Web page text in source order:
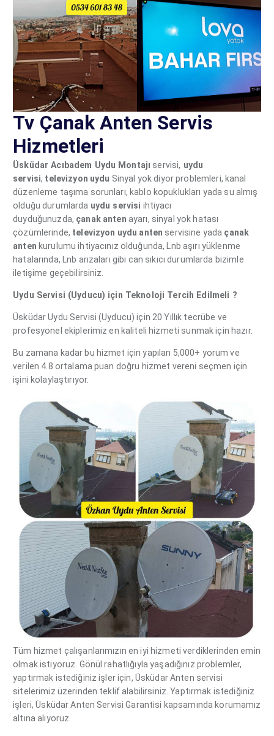
Tv Çanak Anten Servis
Hizmetleri
Üsküdar Acıbadem Uydu Montajı servisi, uydu
servisi, televizyon uydu Sinyal yok diyor problemleri, kanal
düzenleme taşıma sorunları, kablo kopuklukları yada su almış
olduğu durumlarda uydu servisi ihtiyacı
duyduğunuzda, çanak anten ayarı, sinyal yok hatası
çözümlerinde, televizyon uydu anten servisine yada çanak
anten kurulumu ihtiyacınız olduğunda, Lnb aşırı yüklenme
hatalarında, Lnb arızaları gibi can sıkıcı durumlarda bizimle
iletişime geçebilirsiniz.
Uydu Servisi (Uyducu) için Teknoloji Tercih Edilmeli ?
Üsküdar Uydu Servisi (Uyducu) için 20 Yıllık tecrübe ve
profesyonel ekiplerimiz en kaliteli hizmeti sunmak için hazır.
Bu zamana kadar bu hizmet için yapılan 5,000+ yorum ve
verilen 4.8 ortalama puan doğru hizmet vereni seçmen için
işini kolaylaştırıyor.
Tüm hizmet çalışanlarımızın en iyi hizmeti verdiklerinden emin
olmak istiyoruz. Gönül rahatlığıyla yaşadığınız problemler,
yaptırmak istediğiniz işler için, Üsküdar Anten servisi
sitelerimiz üzerinden teklif alabilirsiniz. Yaptırmak istediğiniz
işleri, Üsküdar Anten Servisi Garantisi kapsamında korumamız
altına alıyoruz.